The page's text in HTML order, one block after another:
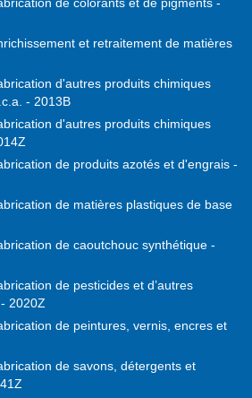
et retraitement de matières
d'autres produits chimiques
- 2013B
d'autres produits chimiques
de produits azotés et d'engrais -
de matières plastiques de base
de caoutchouc synthétique -
de pesticides et d’autres
2020Z
de peintures, vernis, encres et
de savons, détergents et